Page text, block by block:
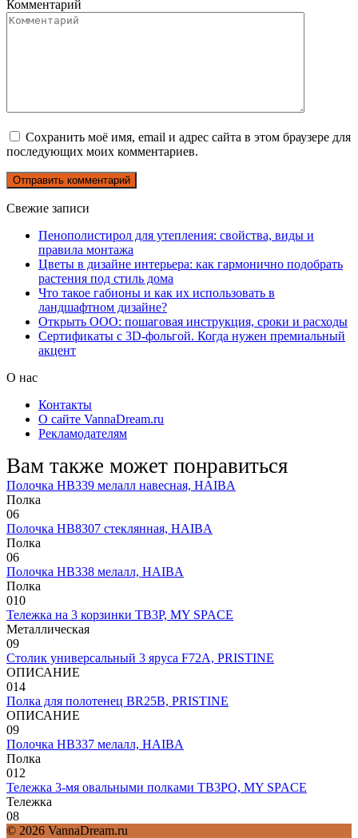
Комментарий
Сохранить моё имя, email и адрес сайта в этом браузере для
последующих моих комментариев.
Свежие записи
Пенополистирол для утепления: свойства, виды и
правила монтажа
Цветы в дизайне интерьера: как гармонично подобрать
растения под стиль дома
Что такое габионы и как их использовать в
ландшафтном дизайне?
Открыть ООО: пошаговая инструкция, сроки и расходы
Сертификаты с 3D-фольгой. Когда нужен премиальный
акцент
О нас
Контакты
О сайте VannaDream.ru
Рекламодателям
Вам также может понравиться
Полочка HB339 мелалл навесная, HAIBA
Полка
06
Полочка HB8307 стеклянная, HAIBA
Полка
06
Полочка HB338 мелалл, HAIBA
Полка
010
Тележка на 3 корзинки TB3P, MY SPACE
Металлическая
09
Столик универсальный 3 яруса F72A, PRISTINE
ОПИСАНИЕ
014
Полка для полотенец BR25B, PRISTINE
ОПИСАНИЕ
09
Полочка HB337 мелалл, HAIBA
Полка
012
Тележка 3-мя овальными полками TB3PO, MY SPACE
Тележка
08
© 2026 VannaDream.ru